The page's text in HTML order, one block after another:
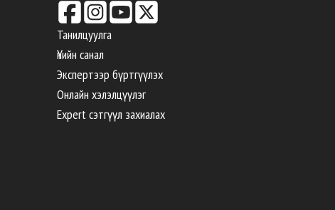
Танилцуулга
Үнийн санал
Экспертээр бүртгүүлэх
Онлайн хэлэлцүүлэг
Expert сэтгүүл захиалах